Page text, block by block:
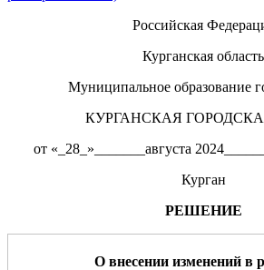
Российская
Курганская область
Муниципальное образование
КУРГАНСКАЯ
от «_28_»_______августа
Курган
РЕШЕНИЕ
О внесении измененийв